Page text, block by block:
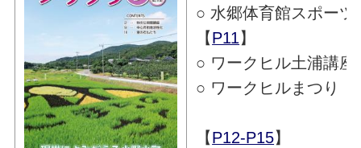
○ 水郷体育館スポー
【P11】
○ ワークヒル土浦講座
○ ワークヒルまつり
【P12-P15】